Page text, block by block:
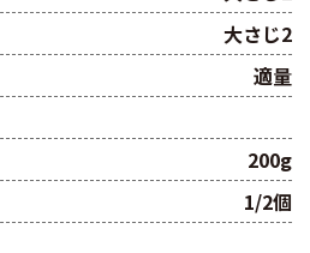
大さじ2
適量
200g
1/2個